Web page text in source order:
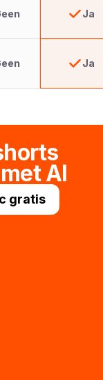
Ja
Ja
AI
gratis